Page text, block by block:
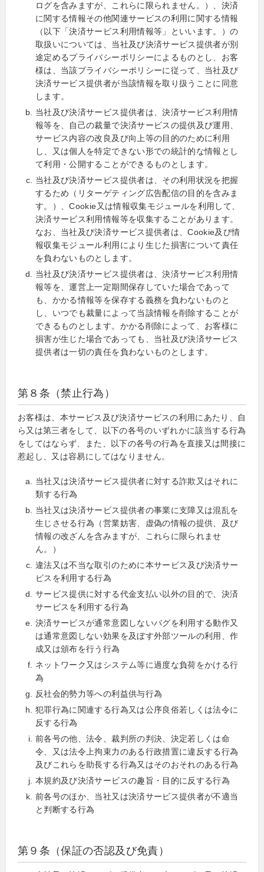
ログを含みますが、これらに限られません。）、決済
に関する情報その他関連サービスの利用に関する情報
（以下「決済サービス利用情報等」といいます。）の
取扱いについては、当社及び決済サービス提供者が別
途定めるプライバシーポリシーによるものとし、お客
様は、当該プライバシーポリシーに従って、当社及び
決済サービス提供者が当該情報を取り扱うことに同意
します。
当社及び決済サービス提供者は、決済サービス利用情
報等を、自己の裁量で決済サービスの提供及び運用、
サービス内容の改良及び向上等の目的のために利用
し、又は個人を特定できない形での統計的な情報とし
て利用・公開することができるものとします。
当社及び決済サービス提供者は、その利用状況を把握
するため（リターゲティング広告配信の目的を含みま
す。）、Cookie又は情報収集モジュールを利用して、
決済サービス利用情報等を収集することがあります。
なお、当社及び決済サービス提供者は、Cookie及び情
報収集モジュール利用により生じた損害について責任
を負わないものとします。
当社及び決済サービス提供者は、決済サービス利用情
報等を、運営上一定期間保存していた場合であって
も、かかる情報等を保存する義務を負わないものと
し、いつでも裁量によって当該情報を削除することが
できるものとします。かかる削除によって、お客様に
損害が生じた場合であっても、当社及び決済サービス
提供者は一切の責任を負わないものとします。
第８条（禁止行為）
お客様は、本サービス及び決済サービスの利用にあたり、自
ら又は第三者をして、以下の各号のいずれかに該当する行為
をしてはならず、また、以下の各号の行為を直接又は間接に
惹起し、又は容易にしてはなりません。
当社又は決済サービス提供者に対する詐欺又はそれに
類する行為
当社又は決済サービス提供者の事業に支障又は混乱を
生じさせる行為（営業妨害、虚偽の情報の提供、及び
情報の改ざんを含みますが、これらに限られませ
ん。）
違法又は不当な取引のために本サービス及び決済サー
ビスを利用する行為
サービス提供に対する代金支払い以外の目的で、決済
サービスを利用する行為
決済サービスが通常意図しないバグを利用する動作又
は通常意図しない効果を及ぼす外部ツールの利用、作
成又は頒布を行う行為
ネットワーク又はシステム等に過度な負荷をかける行
為
反社会的勢力等への利益供与行為
犯罪行為に関連する行為又は公序良俗若しくは法令に
反する行為
前各号の他、法令、裁判所の判決、決定若しくは命
令、又は法令上拘束力のある行政措置に違反する行為
及びこれらを助長する行為又はそのおそれのある行為
本規約及び決済サービスの趣旨・目的に反する行為
前各号のほか、当社又は決済サービス提供者が不適当
と判断する行為
第９条（保証の否認及び免責）